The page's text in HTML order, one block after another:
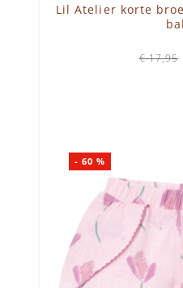
Lil Atelier korte
€ 17,95
- 60 %